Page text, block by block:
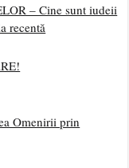
– Cine sunt iudeii
recentă
Omenirii prin